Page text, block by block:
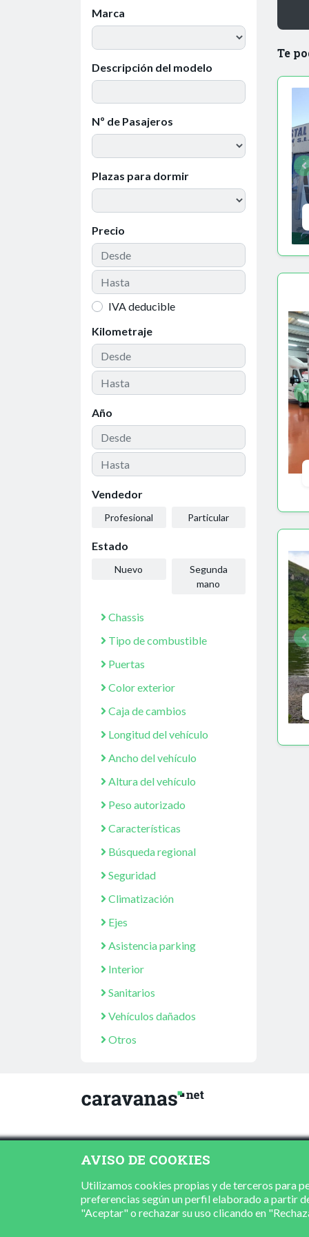
Marca
Descripción del modelo
Nº de Pasajeros
Plazas para dormir
Precio
IVA deducible
Kilometraje
Año
Vendedor
Profesional Particular
Estado
Nuevo
Segunda
mano
Chassis
Tipo de combustible
Puertas
Color exterior
Caja de cambios
Longitud del vehículo
Ancho del vehículo
Altura del vehículo
Peso autorizado
Características
Búsqueda regional
Seguridad
Climatización
Ejes
Asistencia parking
Interior
Sanitarios
Vehículos dañados
Otros
Te
AVISO DE COOKIES
Utilizamos cookies propias y de terceros para
preferencias según un perfil elaborado a partir
"Aceptar" o rechazar su uso clicando en